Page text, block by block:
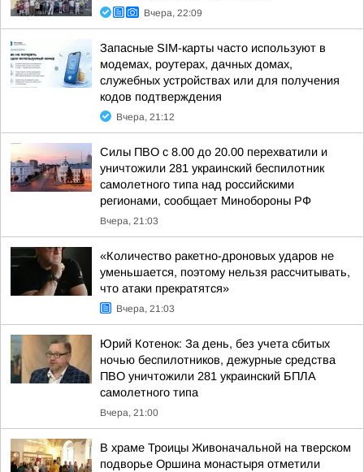
Вчера, 22:09
Запасные SIM-карты часто используют в
модемах, роутерах, дачных домах,
служебных устройствах или для получения
кодов подтверждения
Вчера, 21:12
Силы ПВО с 8.00 до 20.00 перехватили и
уничтожили 281 украинский беспилотник
самолетного типа над российскими
регионами, сообщает Минобороны РФ
Вчера, 21:03
«Количество ракетно-дроновых ударов не
уменьшается, поэтому нельзя рассчитывать,
что атаки прекратятся»
Вчера, 21:03
Юрий Котенок: За день, без учета сбитых
ночью беспилотников, дежурные средства
ПВО уничтожили 281 украинский БПЛА
самолетного типа
Вчера, 21:00
В храме Троицы Живоначальной на тверском
подворье Оршина монастыря отметили